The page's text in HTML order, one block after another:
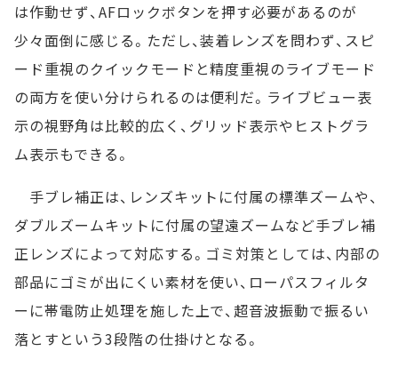
は作動せず、AFロックボタンを押す必要があるのが
少々面倒に感じる。ただし、装着レンズを問わず、スピ
ード重視のクイックモードと精度重視のライブモード
の両方を使い分けられるのは便利だ。ライブビュー表
示の視野角は比較的広く、グリッド表示やヒストグラ
ム表示もできる。
手ブレ補正は、レンズキットに付属の標準ズームや、
ダブルズームキットに付属の望遠ズームなど手ブレ補
正レンズによって対応する。ゴミ対策としては、内部の
部品にゴミが出にくい素材を使い、ローパスフィルタ
ーに帯電防止処理を施した上で、超音波振動で振るい
落とすという3段階の仕掛けとなる。